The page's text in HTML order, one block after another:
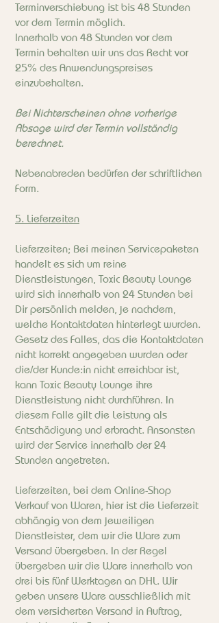
Terminverschiebung ist bis 48 Stunden
vor dem Termin möglich.
Innerhalb von 48 Stunden vor dem
Termin behalten wir uns das Recht vor
25% des Anwendungspreises
einzubehalten.
Bei Nichterscheinen ohne vorherige
Absage wird der Termin vollständig
berechnet.
Nebenabreden bedürfen der schriftlichen
Form.
5. Lieferzeiten
Lieferzeiten; Bei meinen Servicepaketen
handelt es sich um reine
Dienstleistungen, Toxic Beauty Lounge
wird sich innerhalb von 24 Stunden bei
Dir persönlich melden, je nachdem,
welche Kontaktdaten hinterlegt wurden.
Gesetz des Falles, das die Kontaktdaten
nicht korrekt angegeben wurden oder
die/der Kunde:in nicht erreichbar ist,
kann Toxic Beauty Lounge ihre
Dienstleistung nicht durchführen. In
diesem Falle gilt die Leistung als
Entschädigung und erbracht. Ansonsten
wird der Service innerhalb der 24
Stunden angetreten.
Lieferzeiten, bei dem Online-Shop
Verkauf von Waren, hier ist die Lieferzeit
abhängig von dem jeweiligen
Dienstleister, dem wir die Ware zum
Versand übergeben. In der Regel
übergeben wir die Ware innerhalb von
drei bis fünf Werktagen an DHL. Wir
geben unsere Ware ausschließlich mit
dem versicherten Versand in Auftrag,